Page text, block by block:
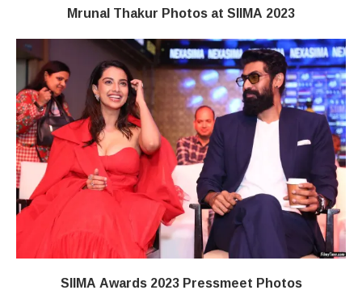
Mrunal Thakur Photos at SIIMA 2023
SIIMA Awards 2023 Pressmeet Photos